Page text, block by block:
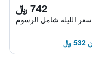
742 ﷼
سعر الليلة شامل الرسوم